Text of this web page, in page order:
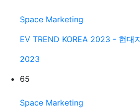
Space Marketing
EV TREND KOREA 2023 - 현대
2023
65
Space Marketing